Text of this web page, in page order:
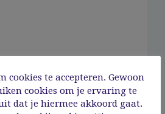
cookies te accepteren. Gewoon
cookies om je ervaring te
dat je hiermee akkoord gaat.